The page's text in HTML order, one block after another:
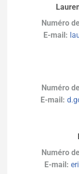
Numéro
E-mail:
Numéro
E-mail:
Numéro
E-mail: